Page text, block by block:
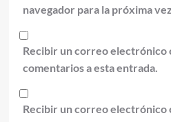
navegador para la próxima
Recibir un correo electrónico
comentarios a esta entrada.
Recibir un correo electrónico